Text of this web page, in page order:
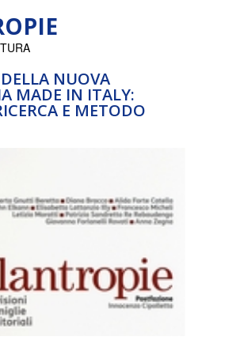
NUOVA
MADE IN ITALY:
E METODO